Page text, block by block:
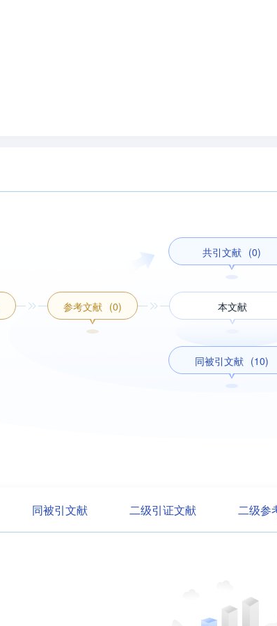
参考文献 (0)
共引文献 (0)
本文献
同被引文献 (10)
同被引文献 二级引证文献 二级参